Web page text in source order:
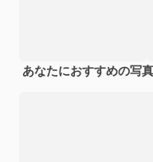
あなたにおすすめの写真